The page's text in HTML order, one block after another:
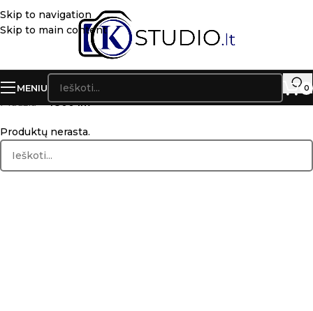
Skip to navigation
Skip to main content
MENIU 0
Pradžia»4800 lm
Produktų nerasta.